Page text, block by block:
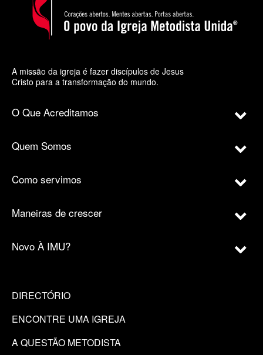
A missão da igreja é fazer discípulos de Jesus
Cristo para a transformação do mundo.
O Que Acreditamos
Quem Somos
Como servimos
Maneiras de crescer
Novo À IMU?
DIRECTÓRIO
ENCONTRE UMA IGREJA
A QUESTÃO METODISTA